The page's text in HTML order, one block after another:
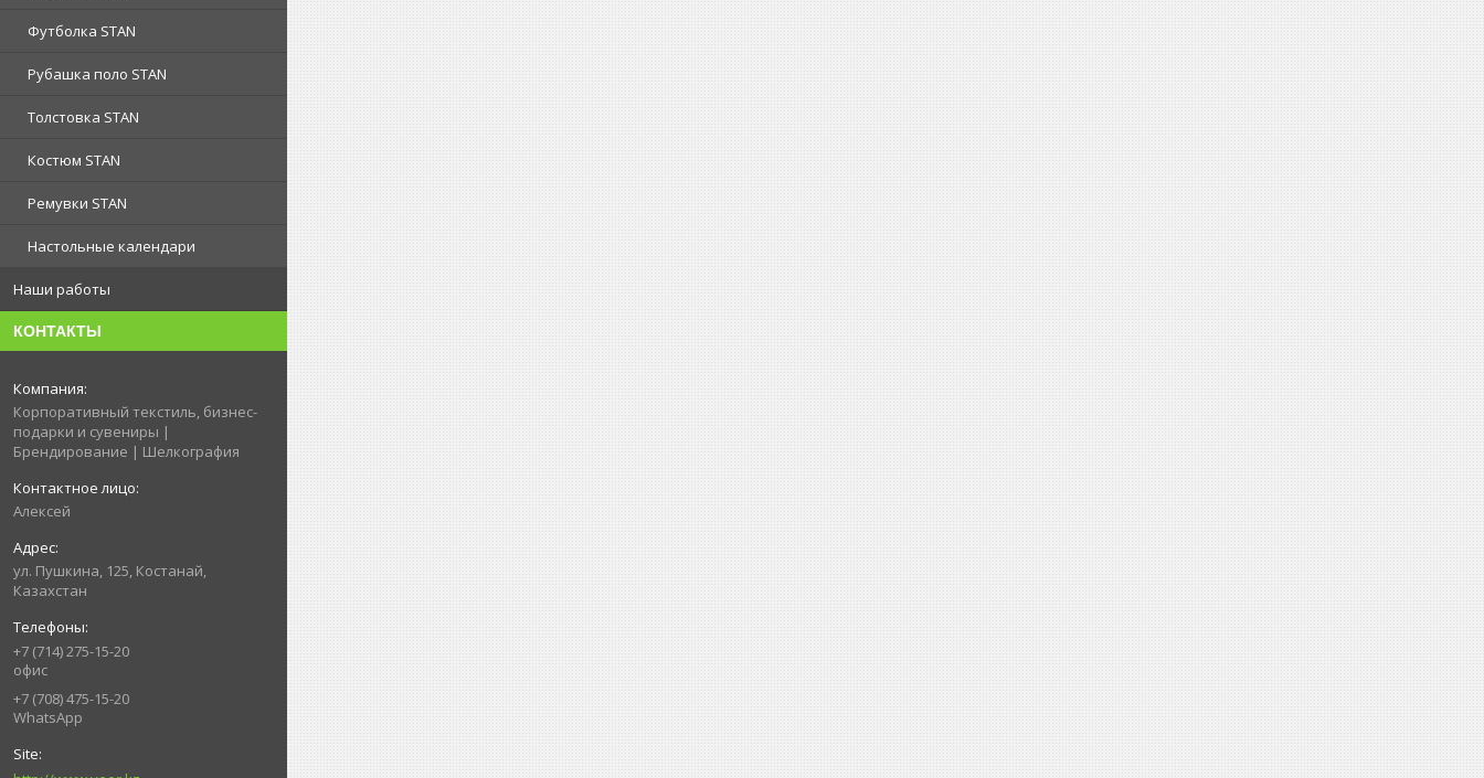
Футболка STAN
Рубашка поло STAN
Толстовка STAN
Костюм STAN
Ремувки STAN
Настольные календари
Наши работы
КОНТАКТЫ
Корпоративный текстиль, бизнес-
подарки и сувениры |
Брендирование | Шелкография
Алексей
ул. Пушкина, 125, Костанай,
Казахстан
+7 (714) 275-15-20
офис
+7 (708) 475-15-20
WhatsApp